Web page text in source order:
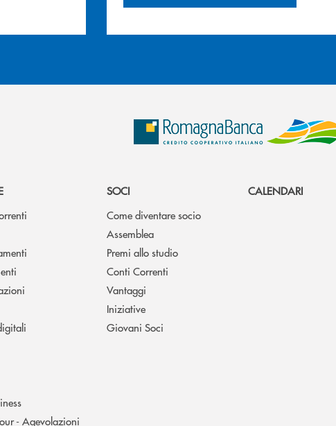
- Agevolazioni
SOCI
Come diventare socio
Assemblea
Premi allo studio
Conti Correnti
Vantaggi
Iniziative
Giovani Soci
CALENDARI